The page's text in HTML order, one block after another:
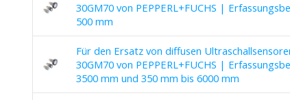
30GM70 von PEPPERL+FUCHS |
500 mm
Für den Ersatz von diffusen
30GM70 von PEPPERL+FUCHS |
3500 mm und 350 mm bis 6000 mm